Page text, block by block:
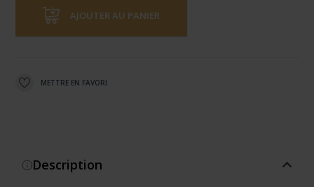
AJOUTER AU PANIER
METTRE EN FAVORI
Description